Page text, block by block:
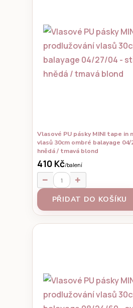
Vlasové PU pásky MINI tape in
vlasů 30cm ombré balayage
hnědá / tmavá blond
410 Kč/balení
PŘIDAT DO KOŠÍKU